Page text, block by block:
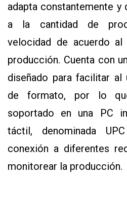
adapta constantemente
a la cantidad de
velocidad de acuerdo
producción. Cuenta con
diseñado para facilitar al
de formato, por lo
soportado en una PC
táctil, denominada
conexión a diferentes
monitorear la producción.